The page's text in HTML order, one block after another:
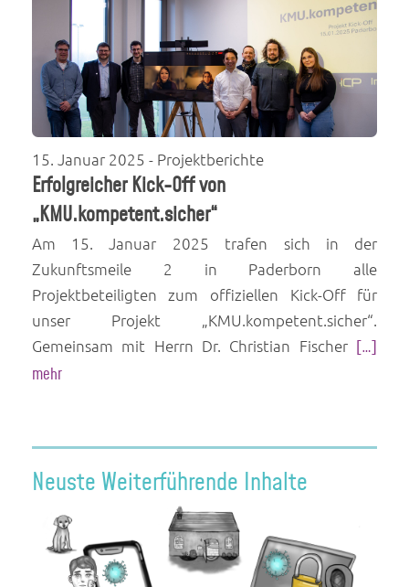
15. Januar 2025 - Projektberichte
Erfolgreicher Kick-Off von
„KMU.kompetent.sicher“
Am 15. Januar 2025 trafen sich in der
Zukunftsmeile 2 in Paderborn alle
Projektbeteiligten zum offiziellen Kick-Off für
unser Projekt „KMU.kompetent.sicher“.
Gemeinsam mit Herrn Dr. Christian Fischer[…]
mehr
Neuste Weiterführende Inhalte